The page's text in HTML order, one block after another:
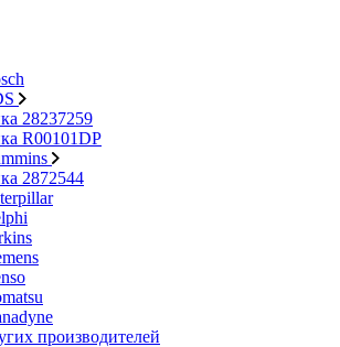
28237259
R00101DP
2872544
производителей